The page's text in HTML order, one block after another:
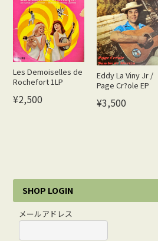
Les Demoiselles de
Rochefort 1LP
¥2,500
Eddy La Viny Jr /
Page Cr?ole EP
¥3,500
SHOP LOGIN
メールアドレス